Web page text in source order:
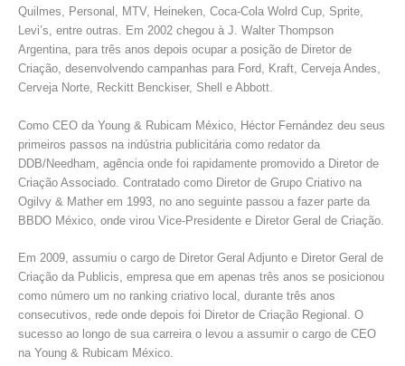
Quilmes, Personal, MTV, Heineken, Coca-Cola Wolrd Cup, Sprite,
Levi’s, entre outras. Em 2002 chegou à J. Walter Thompson
Argentina, para três anos depois ocupar a posição de Diretor de
Criação, desenvolvendo campanhas para Ford, Kraft, Cerveja Andes,
Cerveja Norte, Reckitt Benckiser, Shell e Abbott.
Como CEO da Young & Rubicam México, Héctor Fernández deu seus
primeiros passos na indústria publicitária como redator da
DDB/Needham, agência onde foi rapidamente promovido a Diretor de
Criação Associado. Contratado como Diretor de Grupo Criativo na
Ogilvy & Mather em 1993, no ano seguinte passou a fazer parte da
BBDO México, onde virou Vice-Presidente e Diretor Geral de Criação.
Em 2009, assumiu o cargo de Diretor Geral Adjunto e Diretor Geral de
Criação da Publicis, empresa que em apenas três anos se posicionou
como número um no ranking criativo local, durante três anos
consecutivos, rede onde depois foi Diretor de Criação Regional. O
sucesso ao longo de sua carreira o levou a assumir o cargo de CEO
na Young & Rubicam México.